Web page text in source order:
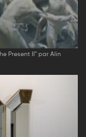
Present II" par Alin